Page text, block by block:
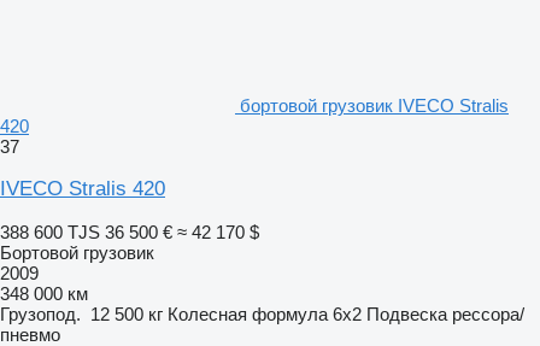
бортовой грузовик IVECO Stralis
420
37
IVECO Stralis 420
388 600 TJS 36 500 € ≈ 42 170 $
Бортовой грузовик
2009
348 000 км
Грузопод. 12 500 кг Колесная формула 6x2 Подвеска рессора/
пневмо